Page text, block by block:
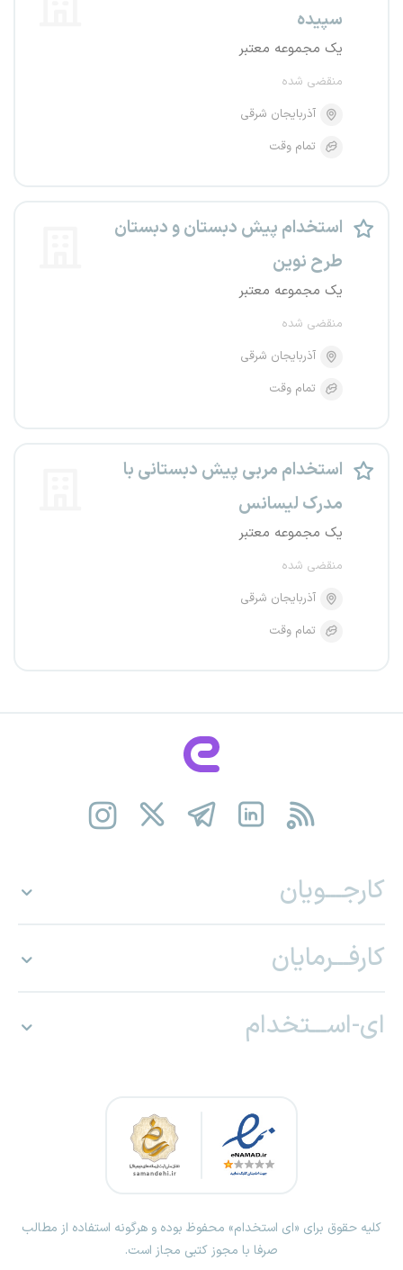
سپیده
یک مجموعه معتبر
منقضی شده
آذربایجان شرقی
تمام وقت
استخدام پیش دبستان و دبستان
طرح نوین
یک مجموعه معتبر
منقضی شده
آذربایجان شرقی
تمام وقت
استخدام مربی پیش دبستانی با
مدرک لیسانس
یک مجموعه معتبر
منقضی شده
آذربایجان شرقی
تمام وقت
کارجـــویان
کارفـــرمایان
ای-اســـتخدام
کلیه حقوق برای «ای استخدام» محفوظ بوده و هرگونه استفاده از مطالب
صرفا با مجوز کتبی مجاز است.